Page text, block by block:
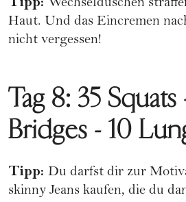
Wechselduschen
Haut. Und das Eincremen
nicht vergessen!
Tag 8: 35
Bridges - 10
Tipp: Du darfst dir zur
skinny Jeans kaufen, die du